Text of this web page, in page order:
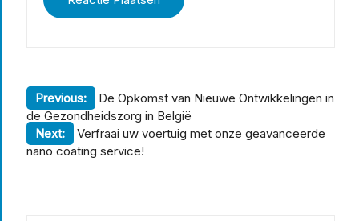
Berichtnavigatie
Previous:
De Opkomst van Nieuwe Ontwikkelingen in
de Gezondheidszorg in België
Next:
Verfraai uw voertuig met onze geavanceerde
nano coating service!